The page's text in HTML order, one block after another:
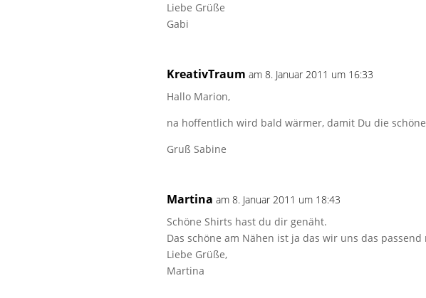
Liebe Grüße
Gabi
KreativTraum am 8. Januar 2011 um 16:33
Hallo Marion,
na hoffentlich wird bald wärmer, damit Du die
Gruß Sabine
Martina am 8. Januar 2011 um 18:43
Schöne Shirts hast du dir genäht.
Das schöne am Nähen ist ja das wir uns das passend
Liebe Grüße,
Martina